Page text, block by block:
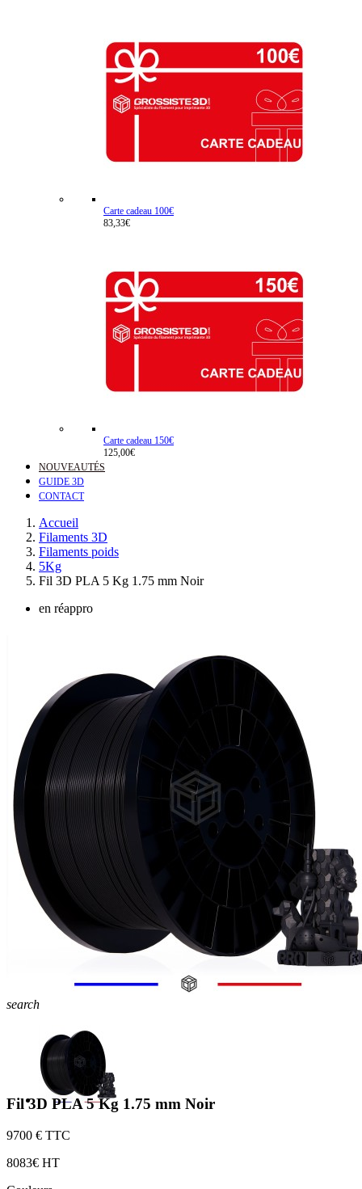
Carte cadeau 100€
83,33€
Carte cadeau 150€
125,00€
NOUVEAUTÉS
GUIDE 3D
CONTACT
Accueil
Filaments 3D
Filaments poids
5Kg
Fil 3D PLA 5 Kg 1.75 mm Noir
en réappro
search
Fil 3D PLA 5 Kg 1.75 mm Noir
9700 € TTC
8083€ HT